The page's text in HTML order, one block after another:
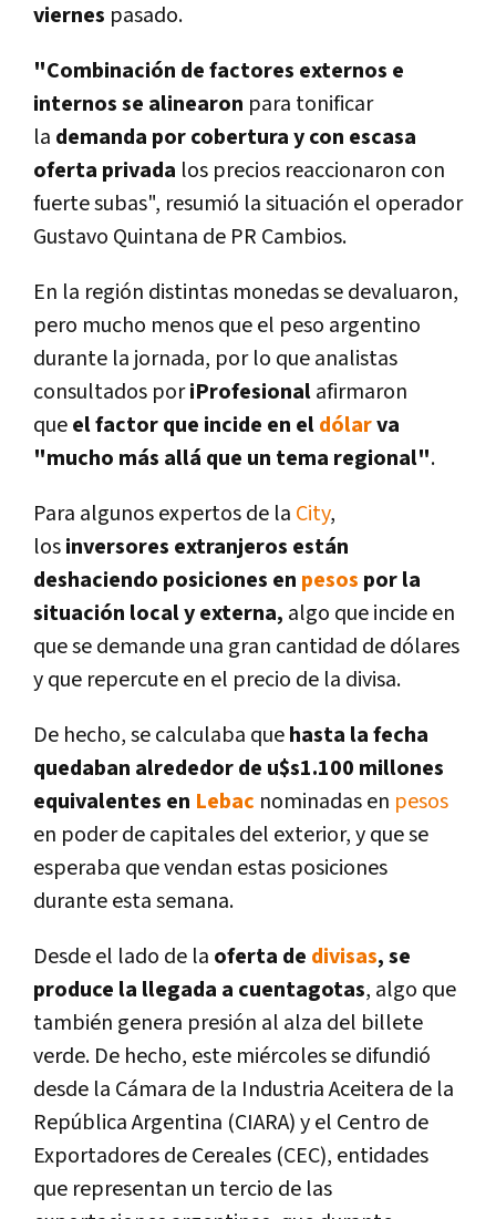
viernes pasado.
"Combinación de factores externos e
internos se alinearon para tonificar
la demanda por cobertura y con escasa
oferta privada los precios reaccionaron con
fuerte subas", resumió la situación el operador
Gustavo Quintana de PR Cambios.
En la región distintas monedas se devaluaron,
pero mucho menos que el peso argentino
durante la jornada, por lo que analistas
consultados poriProfesionalafirmaron
queel factor que incide en eldólarva
"mucho más allá que un tema regional".
Para algunos expertos de la City,
losinversores extranjeros están
deshaciendo posiciones en pesos por la
situación local y externa, algo que incide en
que se demande una gran cantidad de dólares
y que repercute en el precio de la divisa.
De hecho, se calculaba quehasta la fecha
quedaban alrededor de u$s1.100 millones
equivalentes en Lebac nominadas en pesos
en poder de capitales del exterior, y que se
esperaba que vendan estas posiciones
durante esta semana.
Desde el lado de la oferta de divisas, se
produce la llegada a cuentagotas, algo que
también genera presión al alza del billete
verde. De hecho, este miércoles se difundió
desde la Cámara de la Industria Aceitera de la
República Argentina (CIARA) y el Centro de
Exportadores de Cereales (CEC), entidades
que representan un tercio de las